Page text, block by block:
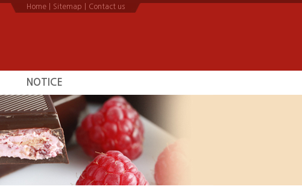
Home Sitemap Contact us
NOTICE
공지사항